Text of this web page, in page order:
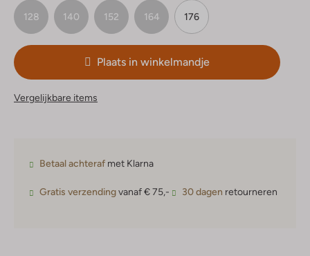
128 140 152 164 176
Plaats in winkelmandje
Vergelijkbare items
Betaal achteraf met Klarna
Gratis verzendingvanaf € 75,- 30 dagen retourneren